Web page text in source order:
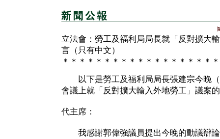
立法會：勞工及福利局局長就「反對擴大
言（只有中文）
＊＊＊＊＊＊＊＊＊＊＊＊＊＊＊＊＊＊
以下是勞工及福利局局長張建宗今晚（
會議上就「反對擴大輸入外地勞工」議案
代主席：
我感謝郭偉強議員提出今晚的動議辯論